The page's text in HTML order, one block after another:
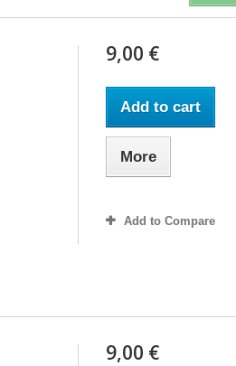
9,00 €
Add to cart
More
Add to Compare
9,00 €